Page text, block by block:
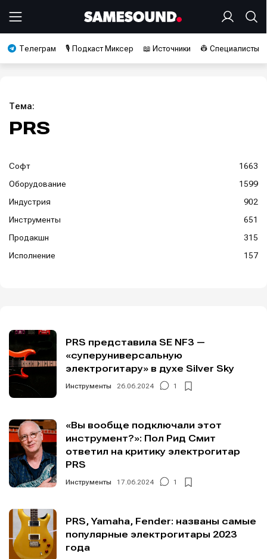
Телеграм 🎙️ Подкаст Миксер 📖 Источники 👷 Специалисты
Тема:
PRS
Софт
1663
Оборудование
1599
Индустрия
902
Инструменты
651
Продакшн
315
Исполнение
157
PRS представила SE NF3 —
«суперуниверсальную
электрогитару» в духе Silver Sky
Инструменты 26.06.2024 1
«Вы вообще подключали этот
инструмент?»: Пол Рид Смит
ответил на критику электрогитар
PRS
Инструменты 17.06.2024 1
PRS, Yamaha, Fender: названы самые
популярные электрогитары 2023
года